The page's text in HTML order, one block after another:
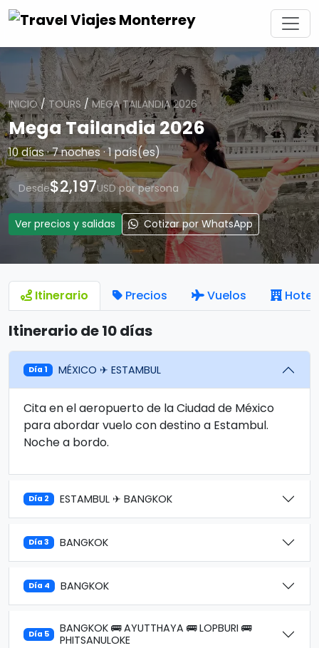
INICIO/TOURS/MEGA TAILANDIA 2026
Mega Tailandia 2026
10 días · 7 noches · 1 país(es)
Desde$2,197USD por persona
Ver precios y salidas Cotizar por WhatsApp
Itinerario Precios Vuelos
Itinerario de 10 días
Día 1 MÉXICO ✈ ESTAMBUL
Cita en el aeropuerto de la Ciudad de México
para abordar vuelo con destino a Estambul.
Noche a bordo.
Día 2 ESTAMBUL ✈ BANGKOK
Día 3 BANGKOK
Día 4 BANGKOK
Día 5
BANGKOK 🚌 AYUTTHAYA 🚌 LOPBURI 🚌
PHITSANULOKE